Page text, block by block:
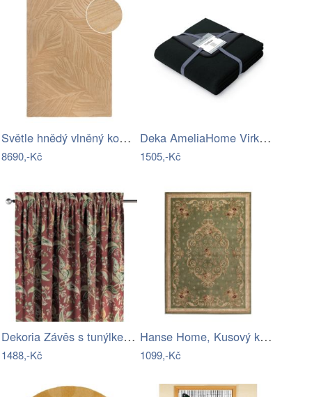
Světle hnědý vlněný koberec Flair Rugs…
8690,-Kč
Deka AmeliaHome Virku černá/grafitová,…
1505,-Kč
Dekoria Závěs s tunýlkem a volánkem,…
1488,-Kč
Hanse Home, Kusový koberec Herat 105996…
1099,-Kč